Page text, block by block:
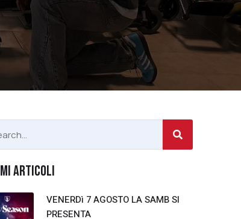
ARTICOLI
VENERDì 7 AGOSTO LA SAMB SI
PRESENTA